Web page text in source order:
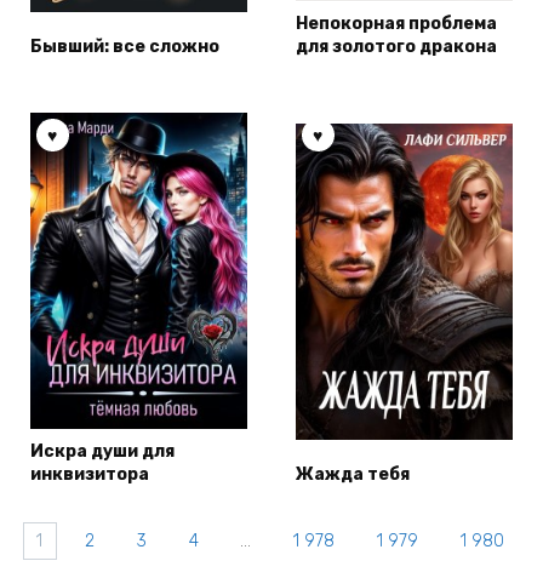
Бывший: все сложно
Непокорная проблема
для золотого дракона
Искра души для
инквизитора
Жажда тебя
1 2 3 4 … 1 978 1 979 1 980